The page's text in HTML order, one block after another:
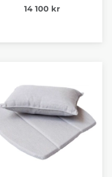
14 100 kr